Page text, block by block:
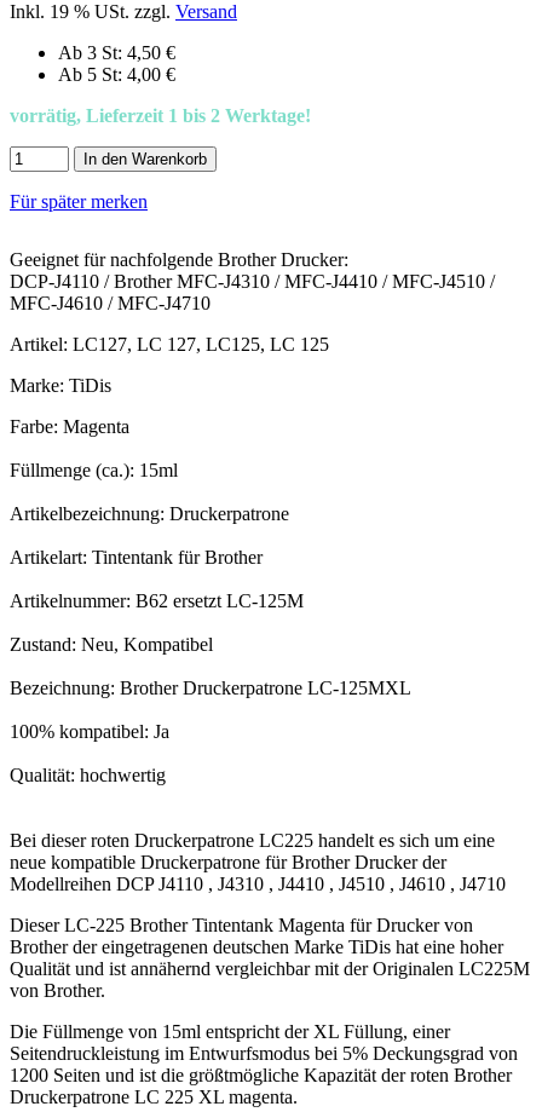
Inkl. 19 % USt. zzgl. Versand
Ab 3 St: 4,50 €
Ab 5 St: 4,00 €
vorrätig, Lieferzeit 1 bis 2 Werktage!
In den Warenkorb
Für später merken
Geeignet für nachfolgende Brother Drucker:
DCP-J4110 / Brother MFC-J4310 / MFC-J4410 / MFC-J4510 /
MFC-J4610 / MFC-J4710
Artikel: LC127, LC 127, LC125, LC 125
Marke: TiDis
Farbe: Magenta
Füllmenge (ca.): 15ml
Artikelbezeichnung: Druckerpatrone
Artikelart: Tintentank für Brother
Artikelnummer: B62 ersetzt LC-125M
Zustand: Neu, Kompatibel
Bezeichnung: Brother Druckerpatrone LC-125MXL
100% kompatibel: Ja
Qualität: hochwertig
Bei dieser roten Druckerpatrone LC225 handelt es sich um eine
neue kompatible Druckerpatrone für Brother Drucker der
Modellreihen DCP J4110 , J4310 , J4410 , J4510 , J4610 , J4710
Dieser LC-225 Brother Tintentank Magenta für Drucker von
Brother der eingetragenen deutschen Marke TiDis hat eine hoher
Qualität und ist annähernd vergleichbar mit der Originalen LC225M
von Brother.
Die Füllmenge von 15ml entspricht der XL Füllung, einer
Seitendruckleistung im Entwurfsmodus bei 5% Deckungsgrad von
1200 Seiten und ist die größtmögliche Kapazität der roten Brother
Druckerpatrone LC 225 XL magenta.